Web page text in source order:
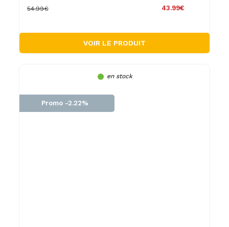
43.99€
54.99€
VOIR LE PRODUIT
en stock
Promo -2.22%